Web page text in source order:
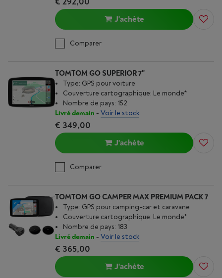
J'achète
Comparer
TOMTOM GO SUPERIOR 7''
Type: GPS pour voiture
Couverture cartographique: Le monde*
Nombre de pays: 152
Livré demain - Voir le stock
€ 349,00
J'achète
Comparer
TOMTOM GO CAMPER MAX PREMIUM PACK 7
Type: GPS pour camping-car et caravane
Couverture cartographique: Le monde*
Nombre de pays: 183
Livré demain - Voir le stock
€ 365,00
J'achète